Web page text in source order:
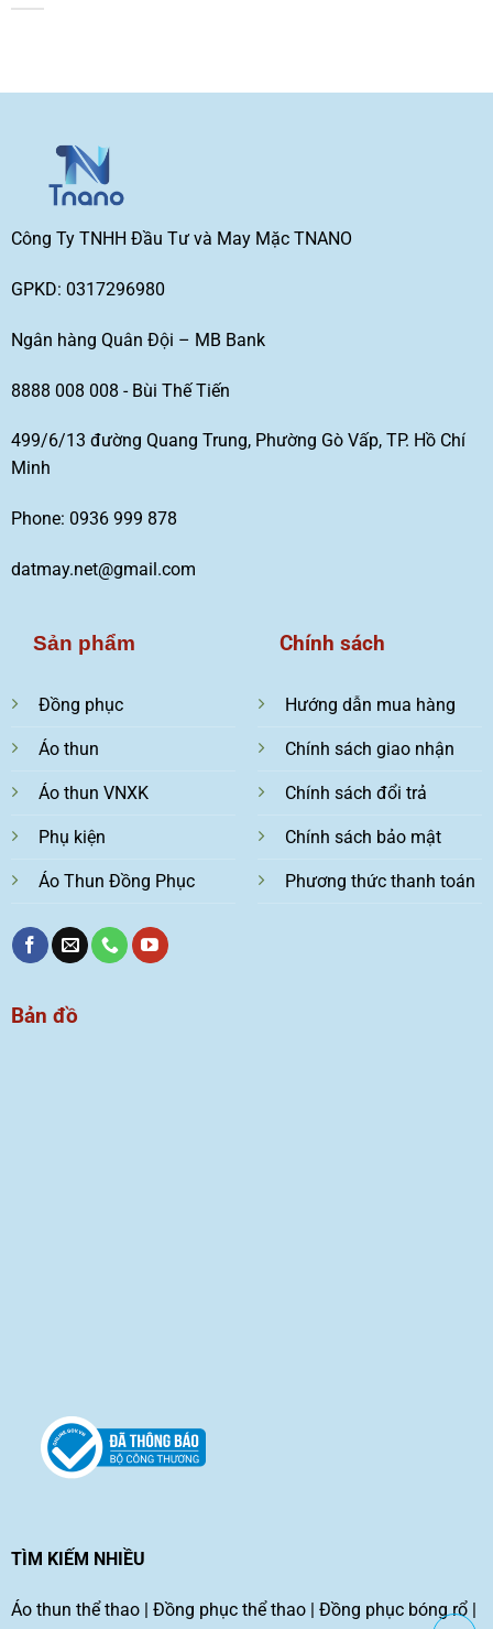
Công Ty TNHH Đầu Tư và May Mặc TNANO
GPKD: 0317296980
Ngân hàng Quân Đội – MB Bank
8888 008 008 - Bùi Thế Tiến
499/6/13 đường Quang Trung, Phường Gò Vấp, TP. Hồ Chí
Minh
Phone: 0936 999 878
datmay.net@gmail.com
Sản phẩm
Đồng phục
Áo thun
Áo thun VNXK
Phụ kiện
Áo Thun Đồng Phục
Chính sách
Hướng dẫn mua hàng
Chính sách giao nhận
Chính sách đổi trả
Chính sách bảo mật
Phương thức thanh toán
Bản đồ
TÌM KIẾM NHIỀU
Áo thun thể thao| Đồng phục thể thao| Đồng phục bóng rổ|